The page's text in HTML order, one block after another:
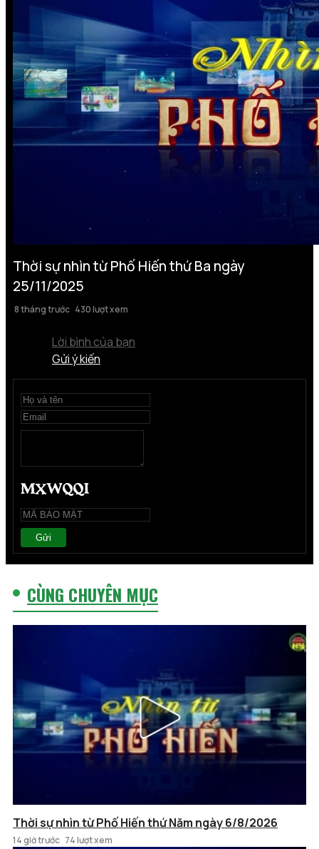
Thời sự nhìn từ Phố Hiến thứ Ba ngày
25/11/2025
8 tháng trước 430 lượt xem
Lời bình của bạn
Gửi ý kiến
Gửi
CÙNG CHUYÊN MỤC
Thời sự nhìn từ Phố Hiến thứ Năm ngày 6/8/2026
14 giờ trước 74 lượt xem